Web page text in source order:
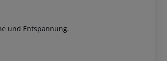
und Entspannung.